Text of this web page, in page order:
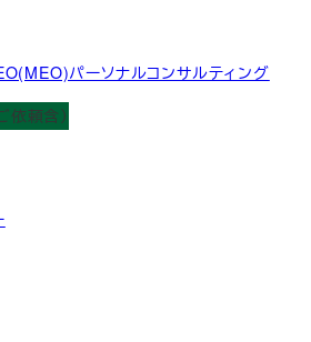
パーソナルコンサルティング
依頼含）